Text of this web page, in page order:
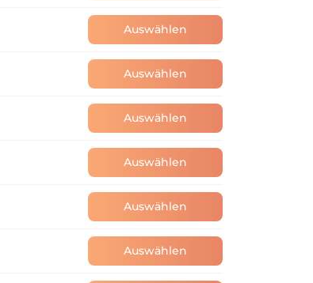
Auswählen
Auswählen
Auswählen
Auswählen
Auswählen
Auswählen